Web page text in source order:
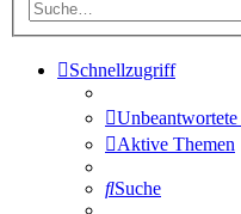
Schnellzugriff
Aktive Themen
Suche